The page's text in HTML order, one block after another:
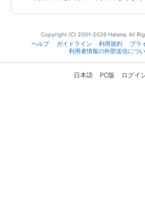
Copyright (C) 2001-2026 Hatena. All
ヘルプ
ガイドライン 利用規約
プラ
利用者情報の外部送信につ
日本語 PC版 ログイ